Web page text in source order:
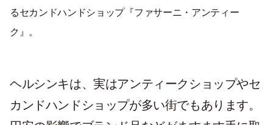
るセカンドハンドショップ『ファサーニ・アンティー
ク』。
ヘルシンキは、実はアンティークショップやセ
カンドハンドショップが多い街でもあります。